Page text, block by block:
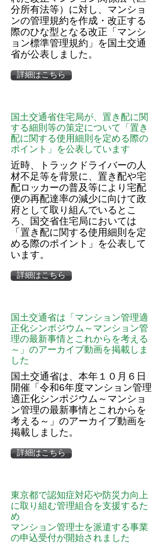
分所有法等）に対し、マンショ
ンの管理規約を作成・改正する
際のひな型となる改正「マンシ
ョン標準管理規約」を国土交通
省が公表しました。
詳細はこちら
国土交通省住宅局が、置き配に関
する細則等の策定について「置き
配に関する使用細則を定める際の
ポイント」を公表しています
近時、トラックドライバーの人
材不足等を背景に、置き配や宅
配ロッカーの普及等により宅配
便の再配達率の減少に向けて政
府として取り組んでいるとこ
ろ、国交省住宅局においては
「置き配に関する使用細則を定
める際のポイント」を公表して
います。
詳細はこちら
国土交通省は「マンション管理適
正化シンポジウム～マンション管
理の最新事情とこれからを考える
～」のアーカイブ動画を掲載しま
した
国土交通省は、本年１０月６日
開催「令和6年度マンション管理
適正化シンポジウム～マンショ
ン管理の最新事情とこれからを
考える～」のアーカイブ動画を
掲載しました。
詳細はこちら
東京都で認知症対応や防災力向上
に取り組む管理組合を支援するた
め
マンション管理士を派遣する事業
の申込受付が開始されました